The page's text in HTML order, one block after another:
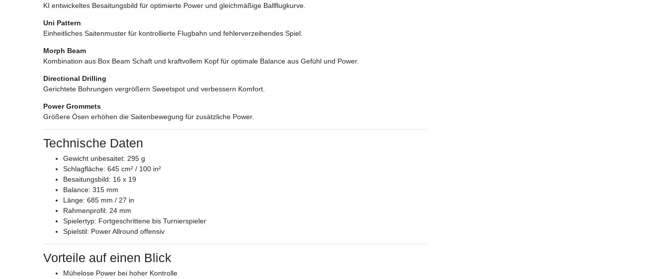
KI entwickeltes Besaitungsbild für optimierte Power und gleichmäßige Ballflugkurve.
Uni Pattern
Einheitliches Saitenmuster für kontrollierte Flugbahn und fehlerverzeihendes Spiel.
Morph Beam
Kombination aus Box Beam Schaft und kraftvollem Kopf für optimale Balance aus Gefühl und Power.
Directional Drilling
Gerichtete Bohrungen vergrößern Sweetspot und verbessern Komfort.
Power Grommets
Größere Ösen erhöhen die Saitenbewegung für zusätzliche Power.
Technische Daten
Gewicht unbesaitet: 295 g
Schlagfläche: 645 cm² / 100 in²
Besaitungsbild: 16 x 19
Balance: 315 mm
Länge: 685 mm / 27 in
Rahmenprofil: 24 mm
Spielertyp: Fortgeschrittene bis Turnierspieler
Spielstil: Power Allround offensiv
Vorteile auf einen Blick
Mühelose Power bei hoher Kontrolle